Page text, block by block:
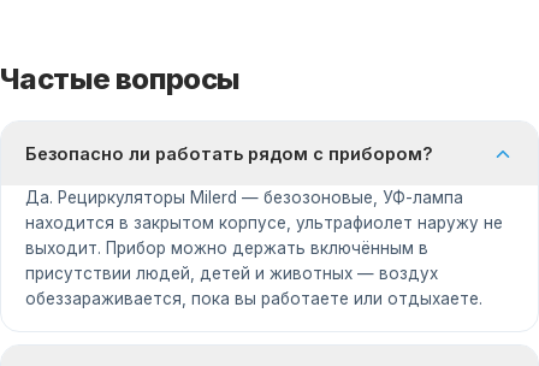
Частые вопросы
Безопасно ли работать рядом с прибором?
Да. Рециркуляторы Milerd — безозоновые, УФ-лампа
находится в закрытом корпусе, ультрафиолет наружу не
выходит. Прибор можно держать включённым в
присутствии людей, детей и животных — воздух
обеззараживается, пока вы работаете или отдыхаете.